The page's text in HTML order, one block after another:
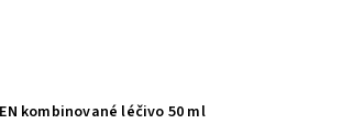
kombinované léčivo 50 ml